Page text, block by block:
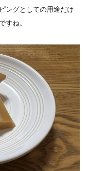
ングとしての用途だけ
すね。